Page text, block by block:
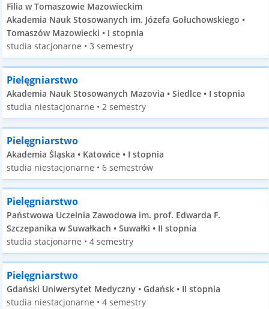
Filia w Tomaszowie Mazowieckim
Akademia Nauk Stosowanych im. Józefa Gołuchowskiego •
Tomaszów Mazowiecki • I stopnia
studia stacjonarne • 3 semestry
Pielęgniarstwo
Akademia Nauk Stosowanych Mazovia • Siedlce • I stopnia
studia niestacjonarne • 2 semestry
Pielęgniarstwo
Akademia Śląska • Katowice • I stopnia
studia niestacjonarne • 6 semestrów
Pielęgniarstwo
Państwowa Uczelnia Zawodowa im. prof. Edwarda F.
Szczepanika w Suwałkach • Suwałki • II stopnia
studia stacjonarne • 4 semestry
Pielęgniarstwo
Gdański Uniwersytet Medyczny • Gdańsk • II stopnia
studia niestacjonarne • 4 semestry